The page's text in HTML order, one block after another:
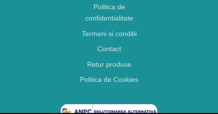
Politica de
confidentialitate
Termeni si conditii
Contact
Retur produse
Politica de Cookies